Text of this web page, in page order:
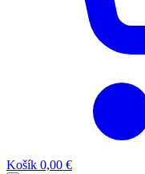
Košík 0,00 €